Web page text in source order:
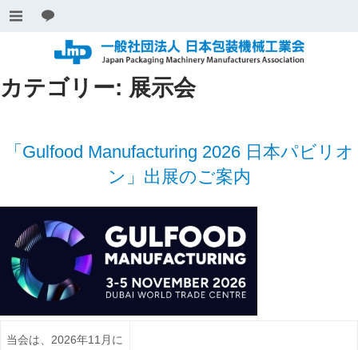
カテゴリー: 展示会
「Gulfood Manufacturing 2026 日本パビリオ
ン」出展のご案内
当会は、2026年11月に